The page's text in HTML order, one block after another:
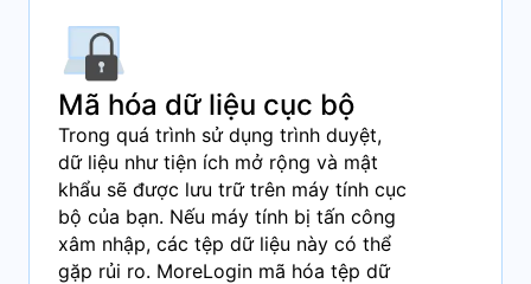
Mã hóa dữ liệu cục bộ
Trong quá trình sử dụng trình duyệt,
dữ liệu như tiện ích mở rộng và mật
khẩu sẽ được lưu trữ trên máy tính cục
bộ của bạn. Nếu máy tính bị tấn công
xâm nhập, các tệp dữ liệu này có thể
gặp rủi ro. MoreLogin mã hóa tệp dữ